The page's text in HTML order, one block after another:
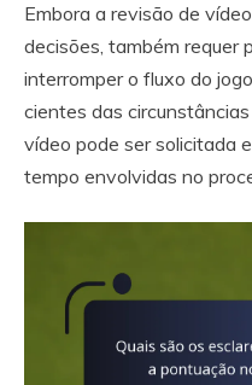
Embora a revisão de
decisões, também requer
interromper o fluxo do
cientes das
vídeo pode ser solicitada
tempo envolvidas no